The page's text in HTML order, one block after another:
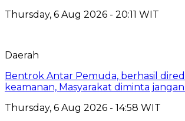
Thursday, 6 Aug 2026 - 20:11 WIT
Daerah
Bentrok Antar Pemuda, berhasil
keamanan, Masyarakat diminta
Thursday, 6 Aug 2026 - 14:58 WIT